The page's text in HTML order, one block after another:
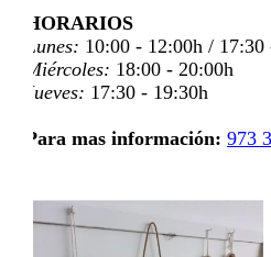
HORARIOS
Lunes: 10:00 - 12:00h / 17:30
Miércoles: 18:00 - 20:00h
Jueves: 17:30 - 19:30h
Para mas información: 973